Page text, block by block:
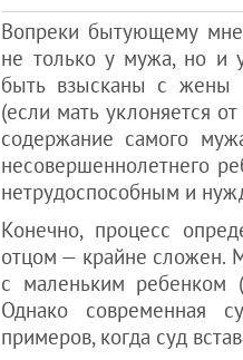
Вопреки бытующему
не только у мужа, но и
быть взысканы с жены
(если мать уклоняется
содержание самого
несовершеннолетнего
нетрудоспособным и
Конечно, процесс
отцом — крайне сложен.
с маленьким ребенком
Однако современная
примеров, когда суд